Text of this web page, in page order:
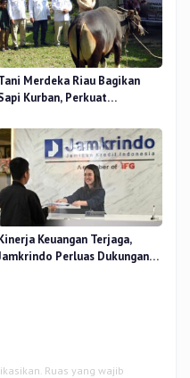
Merdeka Riau Bagikan
Kurban, Perkuat
Keuangan Terjaga,
Perluas Dukungan
Ruas yang wajib